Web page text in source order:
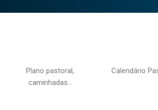
Plano pastoral,
caminhadas…
Calendário